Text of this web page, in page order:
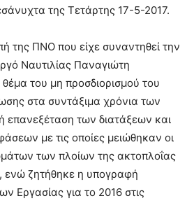
της Τετάρτης 17-5-2017.
της ΠΝΟ που είχε συναντηθεί την
Ναυτιλίας Παναγιώτη
του μη προσδιορισμού του
στα συντάξιμα χρόνια των
επανεξέταση των διατάξεων και
με τις οποίες μειώθηκαν οι
των πλοίων της ακτοπλοΐας
ενώ ζητήθηκε η υπογραφή
Εργασίας για το 2016 στις